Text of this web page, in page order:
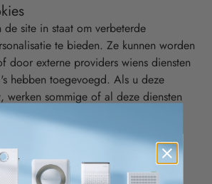
de site in staat om verbeterde
te bieden. Ze kunnen worden
door externe providers wiens diensten
hebben toegevoegd. Als u deze
werken sommige of al deze diensten
Behoud
Type
Derde partij (Cookie)
Derde partij (Cookie)